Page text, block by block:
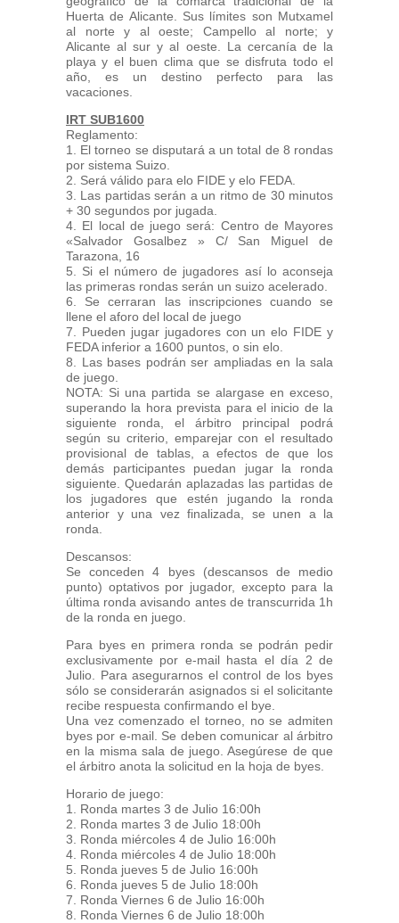
Huerta de Alicante. Sus límites son Mutxamel
al norte y al oeste; Campello al norte; y
Alicante al sur y al oeste. La cercanía de la
playa y el buen clima que se disfruta todo el
año, es un destino perfecto para las
vacaciones.
IRT SUB1600
Reglamento:
1. El torneo se disputará a un total de 8 rondas
por sistema Suizo.
2. Será válido para elo FIDE y elo FEDA.
3. Las partidas serán a un ritmo de 30 minutos
+ 30 segundos por jugada.
4. El local de juego será: Centro de Mayores
«Salvador Gosalbez » C/ San Miguel de
Tarazona, 16
5. Si el número de jugadores así lo aconseja
las primeras rondas serán un suizo acelerado.
6. Se cerraran las inscripciones cuando se
llene el aforo del local de juego
7. Pueden jugar jugadores con un elo FIDE y
FEDA inferior a 1600 puntos, o sin elo.
8. Las bases podrán ser ampliadas en la sala
de juego.
NOTA: Si una partida se alargase en exceso,
superando la hora prevista para el inicio de la
siguiente ronda, el árbitro principal podrá
según su criterio, emparejar con el resultado
provisional de tablas, a efectos de que los
demás participantes puedan jugar la ronda
siguiente. Quedarán aplazadas las partidas de
los jugadores que estén jugando la ronda
anterior y una vez finalizada, se unen a la
ronda.
Descansos:
Se conceden 4 byes (descansos de medio
punto) optativos por jugador, excepto para la
última ronda avisando antes de transcurrida 1h
de la ronda en juego.
Para byes en primera ronda se podrán pedir
exclusivamente por e-mail hasta el día 2 de
Julio. Para asegurarnos el control de los byes
sólo se considerarán asignados si el solicitante
recibe respuesta confirmando el bye.
Una vez comenzado el torneo, no se admiten
byes por e-mail. Se deben comunicar al árbitro
en la misma sala de juego. Asegúrese de que
el árbitro anota la solicitud en la hoja de byes.
Horario de juego:
1. Ronda martes 3 de Julio 16:00h
2. Ronda martes 3 de Julio 18:00h
3. Ronda miércoles 4 de Julio 16:00h
4. Ronda miércoles 4 de Julio 18:00h
5. Ronda jueves 5 de Julio 16:00h
6. Ronda jueves 5 de Julio 18:00h
7. Ronda Viernes 6 de Julio 16:00h
8. Ronda Viernes 6 de Julio 18:00h